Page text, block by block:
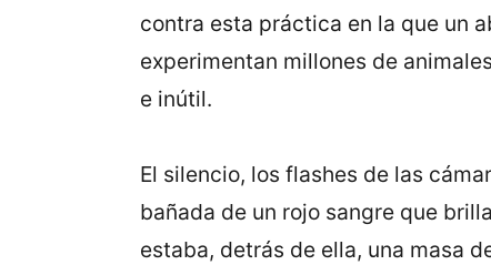
contra esta práctica en la que un
experimentan millones de
e inútil.
El silencio, los flashes de las
bañada de un rojo sangre que
estaba, detrás de ella, una masa